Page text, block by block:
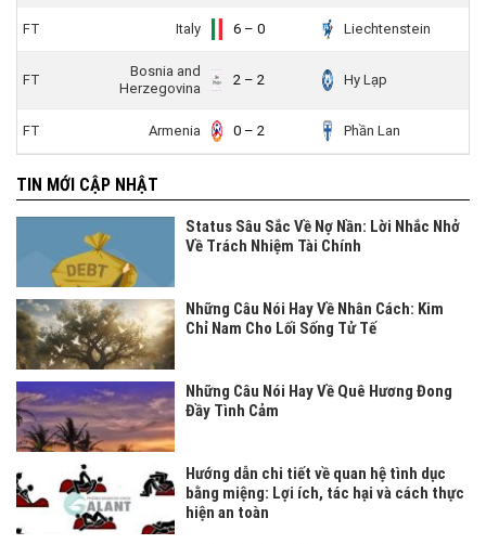
FT Italy 6 – 0 Liechtenstein
FT
Bosnia and
Herzegovina
2 – 2 Hy Lạp
FT Armenia 0 – 2 Phần Lan
TIN MỚI CẬP NHẬT
Status Sâu Sắc Về Nợ Nần: Lời Nhắc Nhở
Về Trách Nhiệm Tài Chính
Những Câu Nói Hay Về Nhân Cách: Kim
Chỉ Nam Cho Lối Sống Tử Tế
Những Câu Nói Hay Về Quê Hương Đong
Đầy Tình Cảm
Hướng dẫn chi tiết về quan hệ tình dục
bằng miệng: Lợi ích, tác hại và cách thực
hiện an toàn